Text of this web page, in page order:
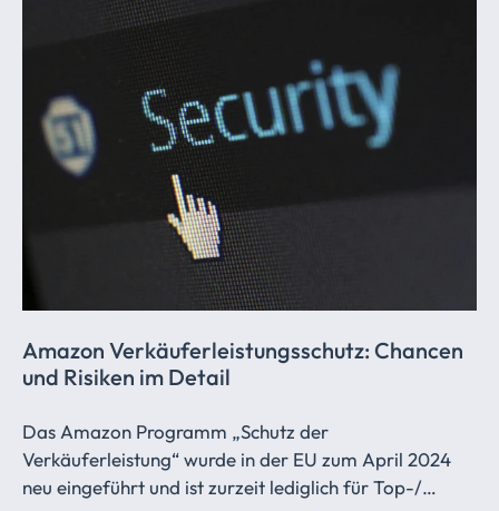
Amazon Verkäuferleistungsschutz: Chancen
und Risiken im Detail
Das Amazon Programm „Schutz der
Verkäuferleistung“ wurde in der EU zum April 2024
neu eingeführt und ist zurzeit lediglich für Top-/